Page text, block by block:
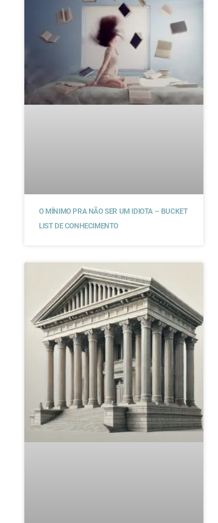
O MÍNIMO PRA NÃO SER UM IDIOTA – BUCKET
LIST DE CONHECIMENTO